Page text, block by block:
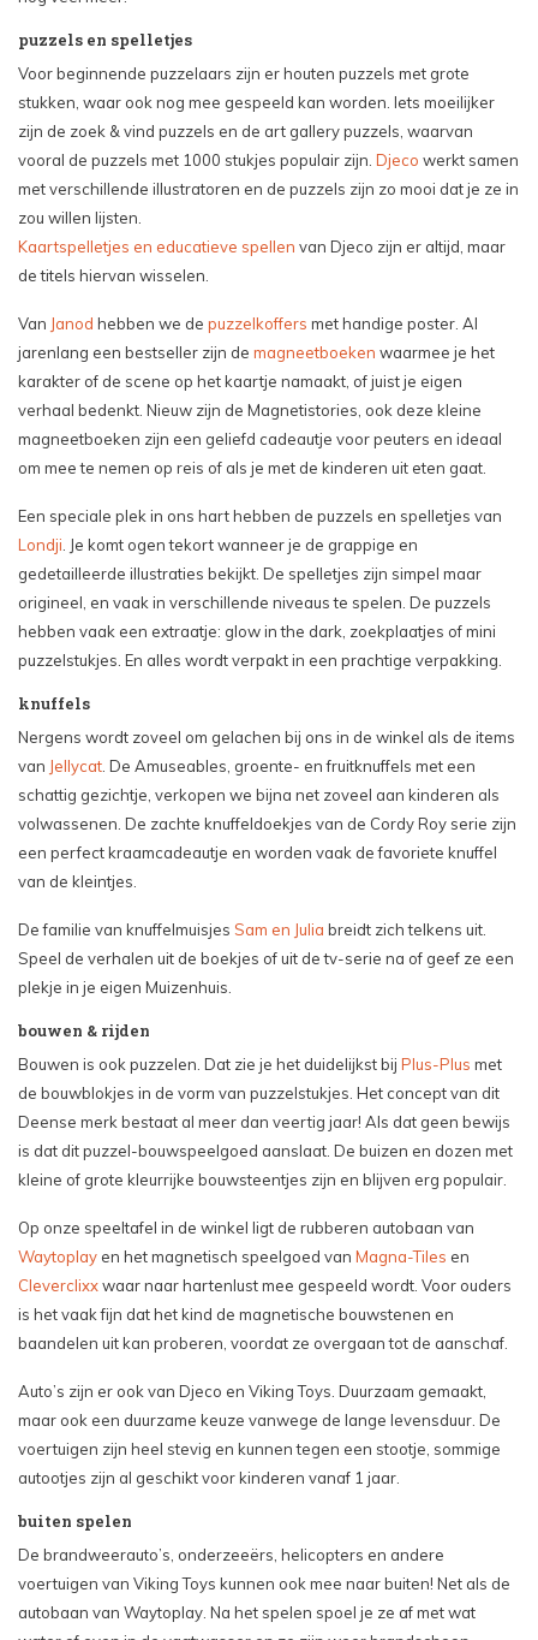
puzzels en spelletjes
Voor beginnende puzzelaars zijn er houten puzzels met grote
stukken, waar ook nog mee gespeeld kan worden. Iets moeilijker
zijn de zoek & vind puzzels en de art gallery puzzels, waarvan
vooral de puzzels met 1000 stukjes populair zijn. Djeco werkt samen
met verschillende illustratoren en de puzzels zijn zo mooi dat je ze in
zou willen lijsten.
Kaartspelletjes en educatieve spellen van Djeco zijn er altijd, maar
de titels hiervan wisselen.
Van Janod hebben we de puzzelkoffers met handige poster. Al
jarenlang een bestseller zijn de magneetboeken waarmee je het
karakter of de scene op het kaartje namaakt, of juist je eigen
verhaal bedenkt. Nieuw zijn de Magnetistories, ook deze kleine
magneetboeken zijn een geliefd cadeautje voor peuters en ideaal
om mee te nemen op reis of als je met de kinderen uit eten gaat.
Een speciale plek in ons hart hebben de puzzels en spelletjes van
Londji . Je komt ogen tekort wanneer je de grappige en
gedetailleerde illustraties bekijkt. De spelletjes zijn simpel maar
origineel, en vaak in verschillende niveaus te spelen. De puzzels
hebben vaak een extraatje: glow in the dark, zoekplaatjes of mini
puzzelstukjes. En alles wordt verpakt in een prachtige verpakking.
knuffels
Nergens wordt zoveel om gelachen bij ons in de winkel als de items
van Jellycat . De Amuseables, groente- en fruitknuffels met een
schattig gezichtje, verkopen we bijna net zoveel aan kinderen als
volwassenen. De zachte knuffeldoekjes van de Cordy Roy serie zijn
een perfect kraamcadeautje en worden vaak de favoriete knuffel
van de kleintjes.
De familie van knuffelmuisjes Sam en Julia breidt zich telkens uit.
Speel de verhalen uit de boekjes of uit de tv-serie na of geef ze een
plekje in je eigen Muizenhuis.
bouwen & rijden
Bouwen is ook puzzelen. Dat zie je het duidelijkst bij Plus-Plus met
de bouwblokjes in de vorm van puzzelstukjes. Het concept van dit
Deense merk bestaat al meer dan veertig jaar! Als dat geen bewijs
is dat dit puzzel-bouwspeelgoed aanslaat. De buizen en dozen met
kleine of grote kleurrijke bouwsteentjes zijn en blijven erg populair.
Op onze speeltafel in de winkel ligt de rubberen autobaan van
Waytoplay en het magnetisch speelgoed van Magna-Tiles en
Cleverclixxwaar naar hartenlust mee gespeeld wordt. Voor ouders
is het vaak fijn dat het kind de magnetische bouwstenen en
baandelen uit kan proberen, voordat ze overgaan tot de aanschaf.
Auto’s zijn er ook van Djeco en Viking Toys. Duurzaam gemaakt,
maar ook een duurzame keuze vanwege de lange levensduur. De
voertuigen zijn heel stevig en kunnen tegen een stootje, sommige
autootjes zijn al geschikt voor kinderen vanaf 1 jaar.
buiten spelen
De brandweerauto’s, onderzeeërs, helicopters en andere
voertuigen van Viking Toys kunnen ook mee naar buiten! Net als de
autobaan van Waytoplay. Na het spelen spoel je ze af met wat